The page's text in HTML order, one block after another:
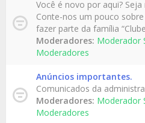
Você é novo por aqui?
Conte-nos um pouco
fazer parte da família
Moderadores: Moderador
Moderadores
Anúncios importantes.
Comunicados da
Moderadores: Moderador
Moderadores